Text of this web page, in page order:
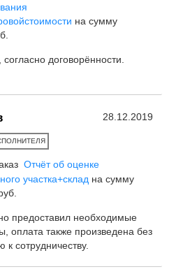
на сумму
договорённости.
28.12.2019
Отчёт об оценке
участка+склад на сумму
предоставил необходимые
оплата также произведена без
сотрудничеству.